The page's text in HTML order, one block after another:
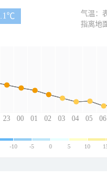
23 00 01 02 03 04 05 06
气温：
指离地
-10 -5 0 5 10